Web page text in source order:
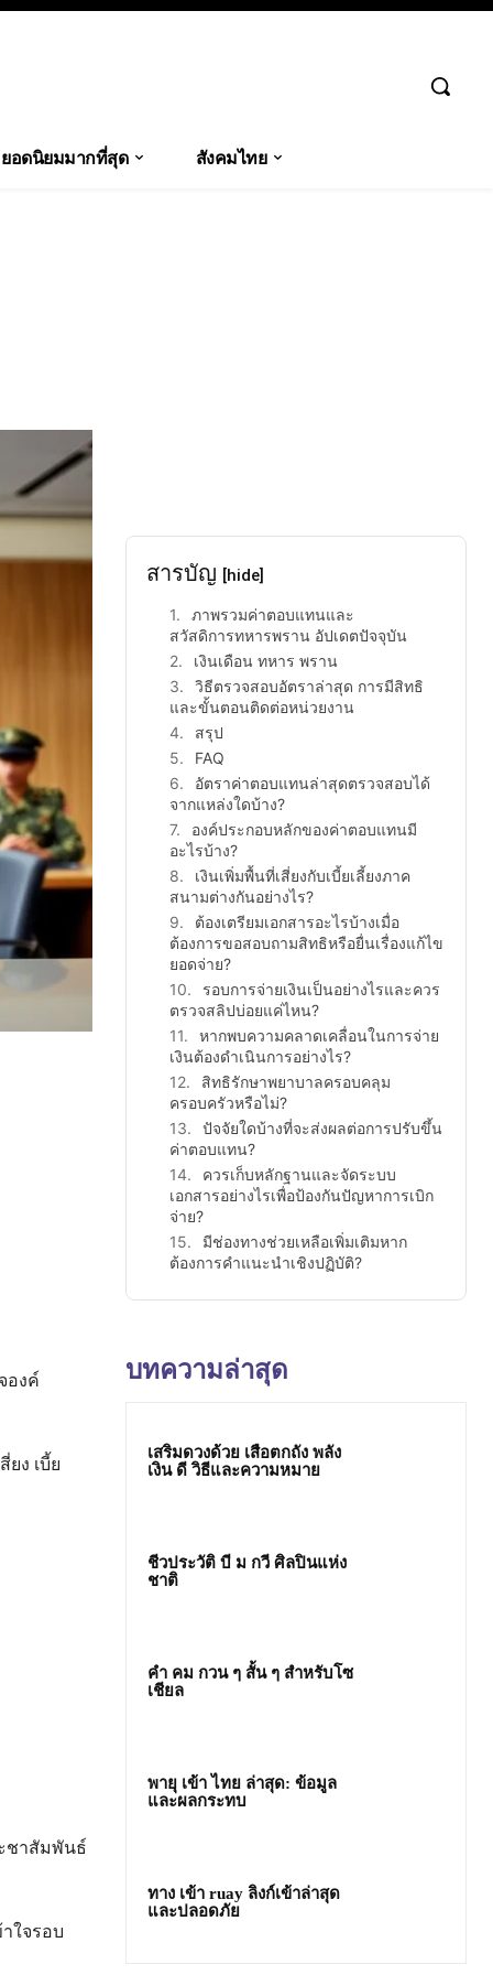
ยอดนิยมมากที่สุด สังคมไทย
องค์
ง เบี้ย
ชาสัมพันธ์
ใจรอบ
สารบัญ [hide]
ภาพรวมค่าตอบแทนและ
สวัสดิการทหารพราน อัปเดตปัจจุบัน
เงินเดือน ทหาร พราน
วิธีตรวจสอบอัตราล่าสุด การมีสิทธิ
และขั้นตอนติดต่อหน่วยงาน
สรุป
FAQ
อัตราค่าตอบแทนล่าสุดตรวจสอบได้
จากแหล่งใดบ้าง?
องค์ประกอบหลักของค่าตอบแทนมี
อะไรบ้าง?
เงินเพิ่มพื้นที่เสี่ยงกับเบี้ยเลี้ยงภาค
สนามต่างกันอย่างไร?
ต้องเตรียมเอกสารอะไรบ้างเมื่อ
ต้องการขอสอบถามสิทธิหรือยื่นเรื่องแก้ไข
ยอดจ่าย?
รอบการจ่ายเงินเป็นอย่างไรและควร
ตรวจสลิปบ่อยแค่ไหน?
หากพบความคลาดเคลื่อนในการจ่าย
เงินต้องดำเนินการอย่างไร?
สิทธิรักษาพยาบาลครอบคลุม
ครอบครัวหรือไม่?
ปัจจัยใดบ้างที่จะส่งผลต่อการปรับขึ้น
ค่าตอบแทน?
ควรเก็บหลักฐานและจัดระบบ
เอกสารอย่างไรเพื่อป้องกันปัญหาการเบิก
จ่าย?
มีช่องทางช่วยเหลือเพิ่มเติมหาก
ต้องการคำแนะนำเชิงปฏิบัติ?
บทความล่าสุด
เสริมดวงด้วย เสือตกถัง พลัง
เงิน ดี วิธีและความหมาย
ชีวประวัติ บี ม กวี ศิลปินแห่ง
ชาติ
คํา คม กวน ๆ สั้น ๆ สำหรับโซ
เชียล
พายุ เข้า ไทย ล่าสุด: ข้อมูล
และผลกระทบ
ทาง เข้า ruay ลิงก์เข้าล่าสุด
และปลอดภัย